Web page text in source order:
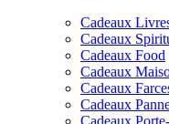
Cadeaux
Cadeaux
Cadeaux Food
Cadeaux
Cadeaux
Cadeaux
Cadeaux